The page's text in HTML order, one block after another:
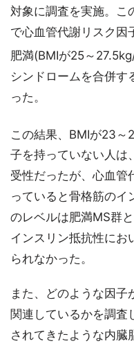
対象に調査を実施。こ
で心血管代謝リスク因
肥満(BMIが25～
シンドロームを合併す
った。
この結果、BMIが23～
子を持っていない人は
受性だったが、心血管
っていると骨格筋のイ
のレベルは肥満MS群
インスリン抵抗性にお
られなかった。
また、どのような因子
関連しているかを調査
されてきたような内臓